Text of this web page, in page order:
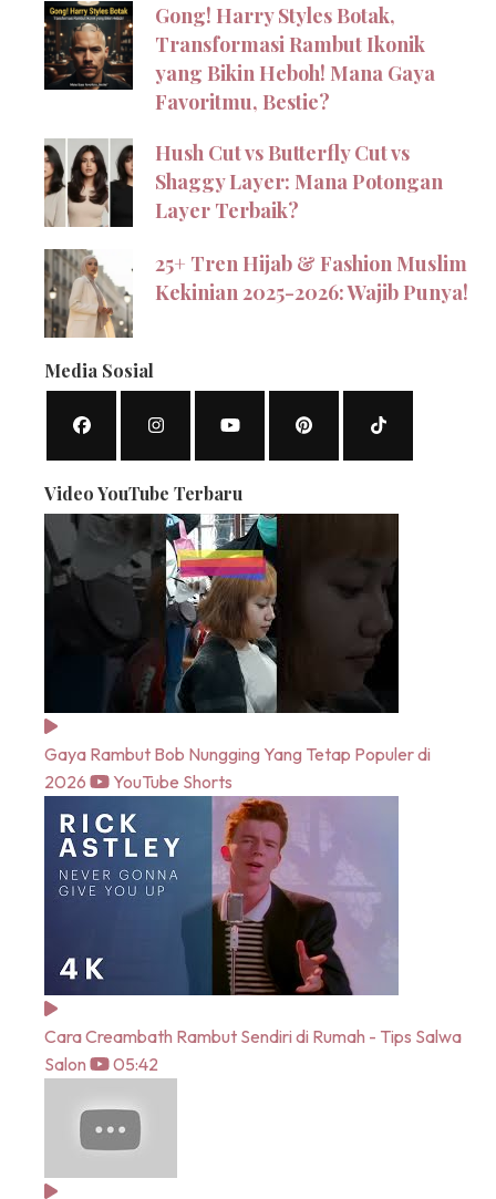
Gong! Harry Styles Botak,
Transformasi Rambut Ikonik
yang Bikin Heboh! Mana Gaya
Favoritmu, Bestie?
Hush Cut vs Butterfly Cut vs
Shaggy Layer: Mana Potongan
Layer Terbaik?
25+ Tren Hijab & Fashion Muslim
Kekinian 2025-2026: Wajib Punya!
Media Sosial
Video YouTube Terbaru
Gaya Rambut Bob Nungging Yang Tetap Populer di
2026
YouTube Shorts
Cara Creambath Rambut Sendiri di Rumah - Tips Salwa
Salon
05:42